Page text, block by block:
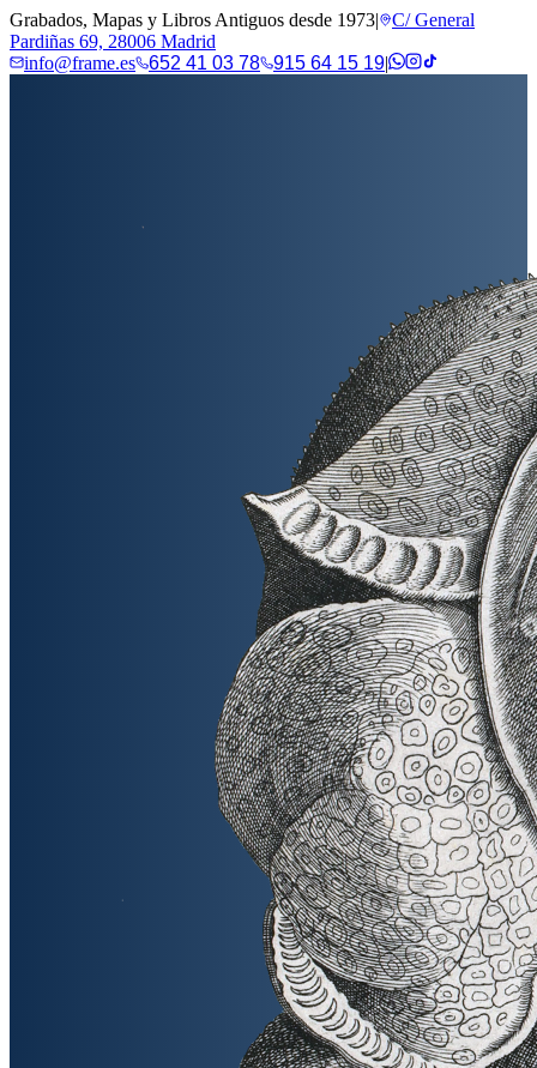
Grabados, Mapas y Libros Antiguos desde 1973|
C/ General
Pardiñas 69, 28006 Madrid
info@frame.es
652 41 03 78 915 64 15 19|